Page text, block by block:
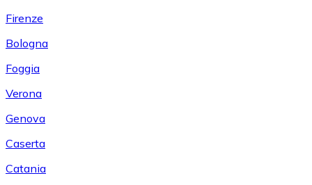
Firenze
Bologna
Foggia
Verona
Genova
Caserta
Catania